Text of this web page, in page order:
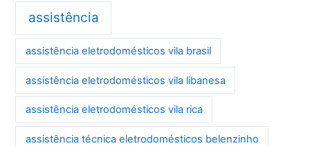
assistência
assistência eletrodomésticos vila brasil
assistência eletrodomésticos vila libanesa
assistência eletrodomésticos vila rica
assistência técnica eletrodomésticos belenzinho